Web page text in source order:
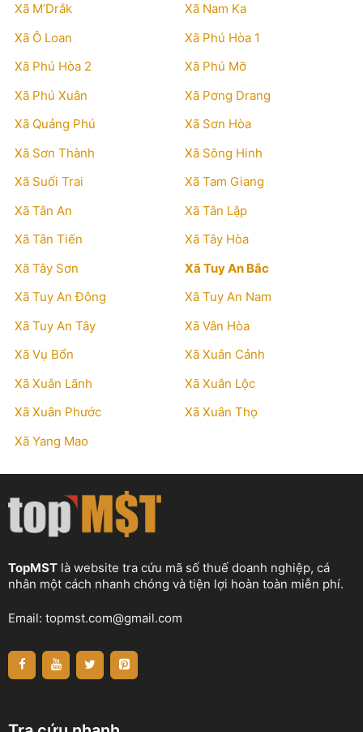
Xã M’Drắk
Xã Nam Ka
Xã Ô Loan
Xã Phú Hòa 1
Xã Phú Hòa 2
Xã Phú Mỡ
Xã Phú Xuân
Xã Pơng Drang
Xã Quảng Phú
Xã Sơn Hòa
Xã Sơn Thành
Xã Sông Hinh
Xã Suối Trai
Xã Tam Giang
Xã Tân An
Xã Tân Lập
Xã Tân Tiến
Xã Tây Hòa
Xã Tây Sơn
Xã Tuy An Bắc
Xã Tuy An Đông
Xã Tuy An Nam
Xã Tuy An Tây
Xã Vân Hòa
Xã Vụ Bổn
Xã Xuân Cảnh
Xã Xuân Lãnh
Xã Xuân Lộc
Xã Xuân Phước
Xã Xuân Thọ
Xã Yang Mao
TopMST là website tra cứu mã số thuế doanh nghiệp, cá
nhân một cách nhanh chóng và tiện lợi hoàn toàn miễn phí.
Email: topmst.com@gmail.com